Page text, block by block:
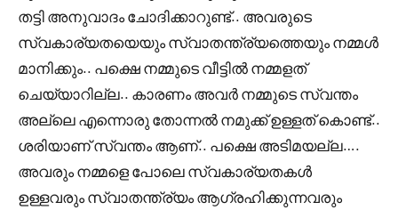
തട്ടി അനുവാദം ചോദിക്കാറുണ്ട്.. അവരുടെ
സ്വകാര്യതയെയും സ്വാതന്ത്ര്യത്തെയും നമ്മൾ
മാനിക്കും.. പക്ഷെ നമ്മുടെ വീട്ടിൽ നമ്മളത്
ചെയ്യാറില്ല.. കാരണം അവർ നമ്മുടെ സ്വന്തം
അല്ലെ എന്നൊരു തോന്നൽ നമുക്ക് ഉള്ളത് കൊണ്ട്..
ശരിയാണ് സ്വന്തം ആണ്.. പക്ഷെ അടിമയല്ല….
അവരും നമ്മളെ പോലെ സ്വകാര്യതകൾ
ഉള്ളവരും സ്വാതന്ത്ര്യം ആഗ്രഹിക്കുന്നവരും